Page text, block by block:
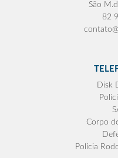
São
82
Disk
Corpo
Polícia